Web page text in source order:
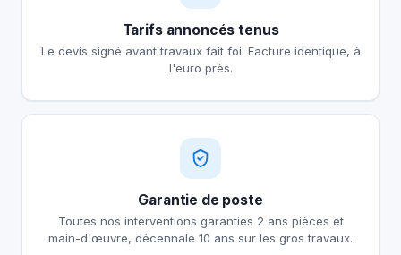
Tarifs annoncés tenus
Le devis signé avant travaux fait foi. Facture identique, à
l'euro près.
Garantie de poste
Toutes nos interventions garanties 2 ans pièces et
main-d'œuvre, décennale 10 ans sur les gros travaux.